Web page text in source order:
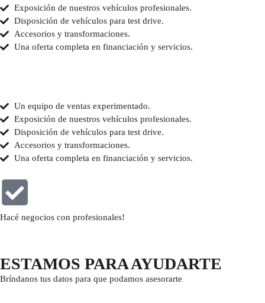
Exposición de nuestros vehículos profesionales.
Disposición de vehículos para test drive.
Accesorios y transformaciones.
Una oferta completa en financiación y servicios.
Un equipo de ventas experimentado.
Exposición de nuestros vehículos profesionales.
Disposición de vehículos para test drive.
Accesorios y transformaciones.
Una oferta completa en financiación y servicios.
Hacé negocios con profesionales!
ESTAMOS PARA AYUDARTE
Bríndanos tus datos para que podamos asesorarte